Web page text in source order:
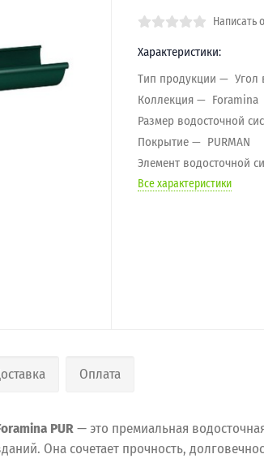
Написать
Характеристики:
Тип продукции
Угол
Коллекция
Foramina
Размер водосточной
Покрытие
PURMAN
Элемент водосточной
Все характеристики
Оплата
PUR— это премиальная
Она сочетает прочность,